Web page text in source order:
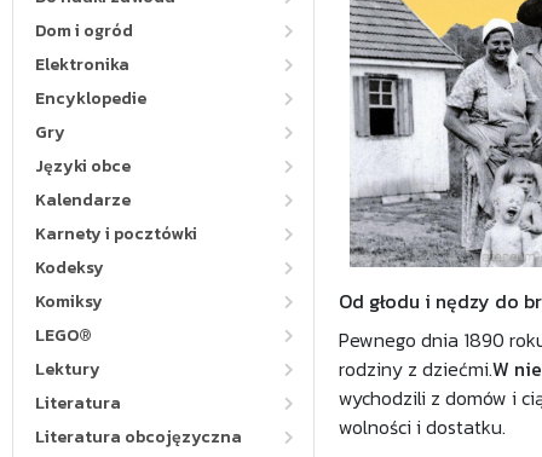
Dom i ogród
Elektronika
Encyklopedie
Gry
Języki obce
Kalendarze
Karnety i pocztówki
Kodeksy
Komiksy
LEGO®
Lektury
Literatura
Literatura obcojęzyczna
Od głodu i nędzy do
Pewnego dnia 1890
rodziny z dziećmi.W
wychodzili z domów i
wolności i dostatku.